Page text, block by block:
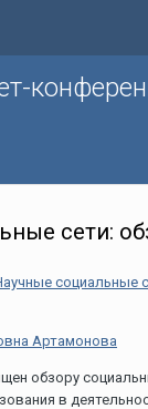
сети:
социальные
Артамонова
обзору
в